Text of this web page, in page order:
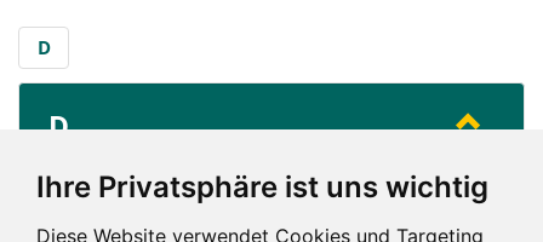
Ihre Privatsphäre ist uns wichtig
Diese Website verwendet Cookies und Targeting
D
D...